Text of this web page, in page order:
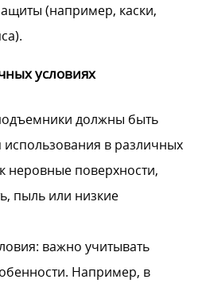
(например, каски,
условиях
должны быть
в различных
неровные поверхности,
пыль или низкие
важно учитывать
Например, в